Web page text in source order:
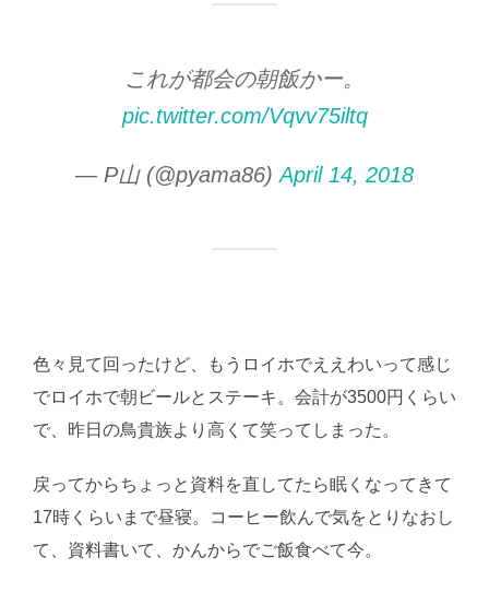
これが都会の朝飯かー。
pic.twitter.com/Vqvv75iltq
— P山 (@pyama86)April 14, 2018
色々見て回ったけど、もうロイホでええわいって感じ
でロイホで朝ビールとステーキ。会計が3500円くらい
で、昨日の鳥貴族より高くて笑ってしまった。
戻ってからちょっと資料を直してたら眠くなってきて
17時くらいまで昼寝。コーヒー飲んで気をとりなおし
て、資料書いて、かんからでご飯食べて今。